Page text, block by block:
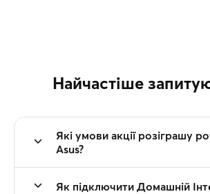
Найчастіше
Які умови акції розіграшу
Asus?
Як підключити Домашній